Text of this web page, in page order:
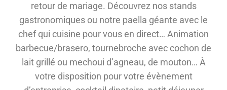
retour de mariage. Découvrez nos stands
gastronomiques ou notre paella géante avec le
chef qui cuisine pour vous en direct… Animation
barbecue/brasero, tournebroche avec cochon de
lait grillé ou mechoui d’agneau, de mouton… À
votre disposition pour votre évènement